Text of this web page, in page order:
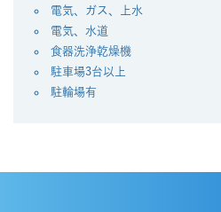
電気、ガス、上水
電気、水道
⾷器洗浄乾燥機
駐車場3台以上
駐輪場有